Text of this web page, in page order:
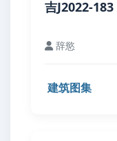
吉J2022-
辞慾
建筑图集